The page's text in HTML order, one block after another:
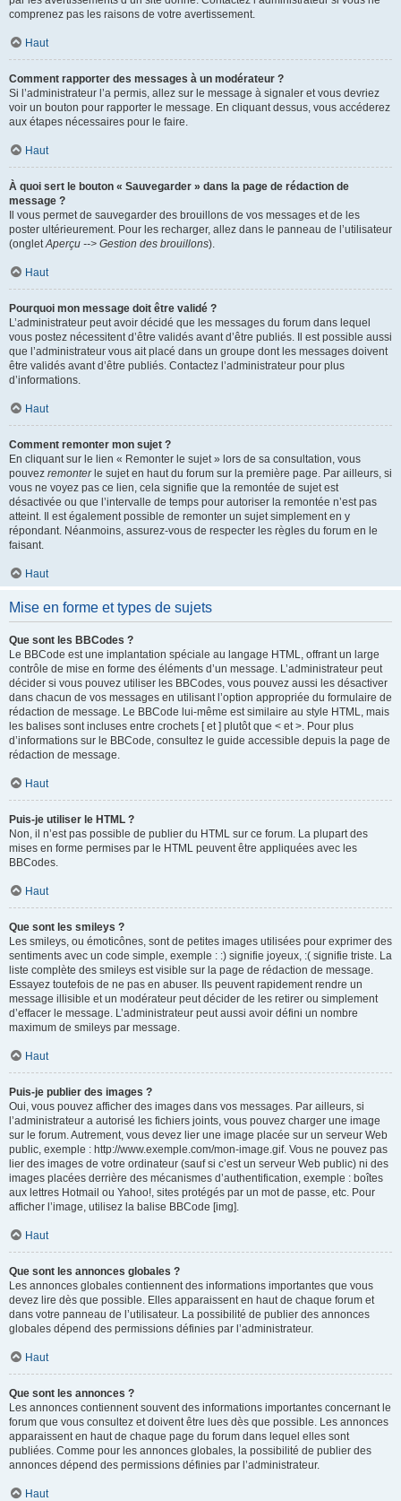
comprenez pas les raisons de votre avertissement.
Haut
Comment rapporter des messages à un modérateur ?
Si l’administrateur l’a permis, allez sur le message à signaler et vous devriez
voir un bouton pour rapporter le message. En cliquant dessus, vous accéderez
aux étapes nécessaires pour le faire.
Haut
À quoi sert le bouton « Sauvegarder » dans la page de rédaction de
message ?
Il vous permet de sauvegarder des brouillons de vos messages et de les
poster ultérieurement. Pour les recharger, allez dans le panneau de l’utilisateur
(ongletAperçu --> Gestion des brouillons).
Haut
Pourquoi mon message doit être validé ?
L’administrateur peut avoir décidé que les messages du forum dans lequel
vous postez nécessitent d’être validés avant d’être publiés. Il est possible aussi
que l’administrateur vous ait placé dans un groupe dont les messages doivent
être validés avant d’être publiés. Contactez l’administrateur pour plus
d’informations.
Haut
Comment remonter mon sujet ?
En cliquant sur le lien « Remonter le sujet » lors de sa consultation, vous
pouvez remonterle sujet en haut du forum sur la première page. Par ailleurs, si
vous ne voyez pas ce lien, cela signifie que la remontée de sujet est
désactivée ou que l’intervalle de temps pour autoriser la remontée n’est pas
atteint. Il est également possible de remonter un sujet simplement en y
répondant. Néanmoins, assurez-vous de respecter les règles du forum en le
faisant.
Haut
Mise en forme et types de sujets
Que sont les BBCodes ?
Le BBCode est une implantation spéciale au langage HTML, offrant un large
contrôle de mise en forme des éléments d’un message. L’administrateur peut
décider si vous pouvez utiliser les BBCodes, vous pouvez aussi les désactiver
dans chacun de vos messages en utilisant l’option appropriée du formulaire de
rédaction de message. Le BBCode lui-même est similaire au style HTML, mais
les balises sont incluses entre crochets [ et ] plutôt que < et >. Pour plus
d’informations sur le BBCode, consultez le guide accessible depuis la page de
rédaction de message.
Haut
Puis-je utiliser le HTML ?
Non, il n’est pas possible de publier du HTML sur ce forum. La plupart des
mises en forme permises par le HTML peuvent être appliquées avec les
BBCodes.
Haut
Que sont les smileys ?
Les smileys, ou émoticônes, sont de petites images utilisées pour exprimer des
sentiments avec un code simple, exemple : :) signifie joyeux, :( signifie triste. La
liste complète des smileys est visible sur la page de rédaction de message.
Essayez toutefois de ne pas en abuser. Ils peuvent rapidement rendre un
message illisible et un modérateur peut décider de les retirer ou simplement
d’effacer le message. L’administrateur peut aussi avoir défini un nombre
maximum de smileys par message.
Haut
Puis-je publier des images ?
Oui, vous pouvez afficher des images dans vos messages. Par ailleurs, si
l’administrateur a autorisé les fichiers joints, vous pouvez charger une image
sur le forum. Autrement, vous devez lier une image placée sur un serveur Web
public, exemple : http://www.exemple.com/mon-image.gif. Vous ne pouvez pas
lier des images de votre ordinateur (sauf si c’est un serveur Web public) ni des
images placées derrière des mécanismes d’authentification, exemple : boîtes
aux lettres Hotmail ou Yahoo!, sites protégés par un mot de passe, etc. Pour
afficher l’image, utilisez la balise BBCode [img].
Haut
Que sont les annonces globales ?
Les annonces globales contiennent des informations importantes que vous
devez lire dès que possible. Elles apparaissent en haut de chaque forum et
dans votre panneau de l’utilisateur. La possibilité de publier des annonces
globales dépend des permissions définies par l’administrateur.
Haut
Que sont les annonces ?
Les annonces contiennent souvent des informations importantes concernant le
forum que vous consultez et doivent être lues dès que possible. Les annonces
apparaissent en haut de chaque page du forum dans lequel elles sont
publiées. Comme pour les annonces globales, la possibilité de publier des
annonces dépend des permissions définies par l’administrateur.
Haut